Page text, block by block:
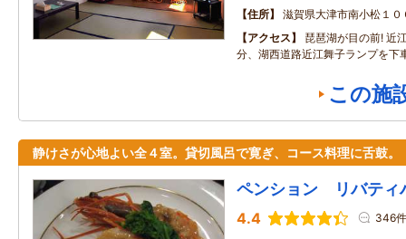
住所
滋賀県大津市南小松１０
アクセス
琵琶湖が目の前! 近
分、湖西道路近江舞子ランプを下
この施
静けさが心地よい全４室。貸切風呂で寛ぎ、コース料理に舌鼓。
ペンション リバティ
4.4 346件